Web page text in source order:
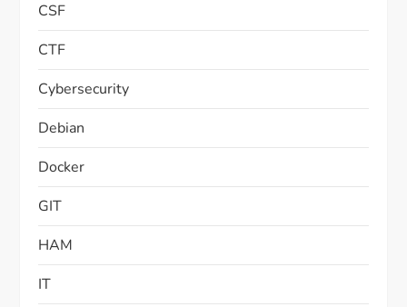
CSF
CTF
Cybersecurity
Debian
Docker
GIT
HAM
IT